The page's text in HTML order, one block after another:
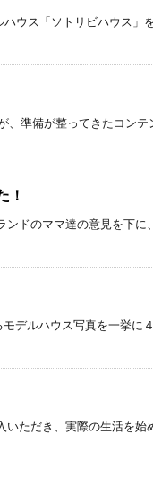
ウス「ソトリビハウス
準備が整ってきたコン
！
ドのママ達の意見を下
デルハウス写真を一挙に
ただき、実際の生活を